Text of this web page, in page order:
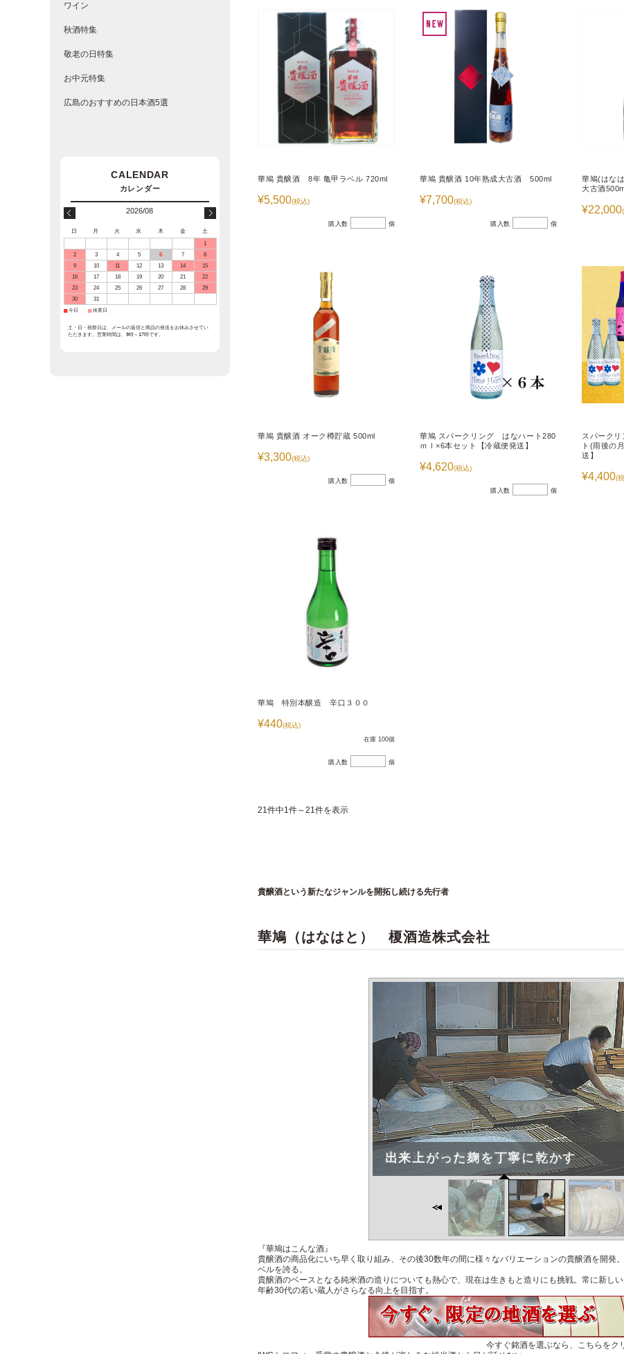
華鳩 貴醸酒 8年 亀甲ラベル 720ml
¥5,500(税込)
購入数 個
華鳩 貴醸酒 10年熟成大古酒 500ml
¥7,700(税込)
購入数 個
華鳩(はな
大古酒
¥22,000
華鳩 貴醸酒 オーク樽貯蔵 500ml
¥3,300(税込)
購入数 個
華鳩 スパークリング はなハート280
ｍｌ×6本セット【冷蔵便発送】
¥4,620(税込)
購入数 個
スパークリ
ト(雨後の
送】
¥4,400(
華鳩 特別本醸造 辛口３００
¥440(税込)
在庫 100個
購入数 個
21件中1件～21件を表示
貴醸酒という新たなジャンルを開拓し続ける先行者
華鳩（はなはと） 榎酒造株式会社
『華鳩はこんな酒』
貴醸酒の商品化にいち早く取り組み、その後30数年の間に様々なバリエーションの貴醸酒を開発
ベルを誇る。
貴醸酒のベースとなる純米酒の造りについても熱心で、現在は生きもと造りにも挑戦。常に新し
年齢30代の若い蔵人がさらなる向上を目指す。
今すぐ銘酒を選ぶなら、こちらをク
ワイン
秋酒特集
敬老の日特集
お中元特集
広島のおすすめの日本酒5選
2026/08
日 月 火 水 木 金
土
1
2
3 4 5 6 7
8
9
10 11 12 13 14
15
16
17 18 19 20 21
22
23
24 25 26 27 28
29
30
31
■ 今日 ■ 休業日
土・日・祝祭日は、メールの返信と商品の発送をお休みさせてい
ただきます。営業時間は、9時～17時です。